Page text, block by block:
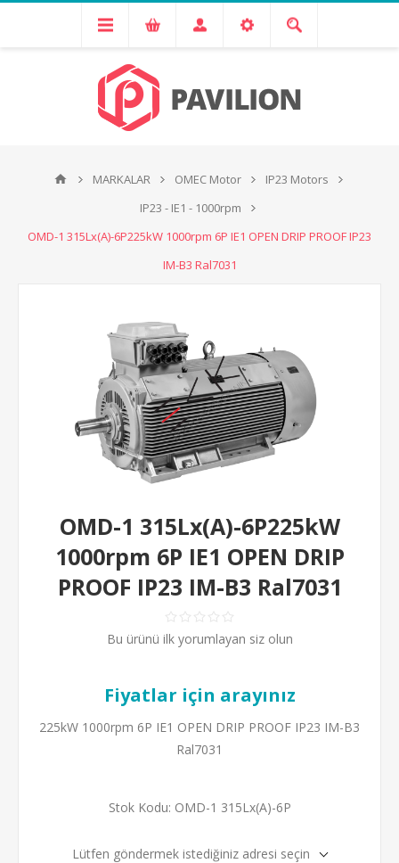
MARKALAR OMEC Motor
IP23 Motors
IP23 - IE1 - 1000rpm
OMD-1 315Lx(A)-6P225kW 1000rpm 6P IE1 OPEN DRIP PROOF IP23
IM-B3 Ral7031
OMD-1 315Lx(A)-6P225kW
1000rpm 6P IE1 OPEN DRIP
PROOF IP23 IM-B3 Ral7031
Bu ürünü ilk yorumlayan siz olun
Fiyatlar için arayınız
225kW 1000rpm 6P IE1 OPEN DRIP PROOF IP23 IM-B3
Ral7031
Stok Kodu: OMD-1 315Lx(A)-6P
Lütfen göndermek istediğiniz adresi seçin